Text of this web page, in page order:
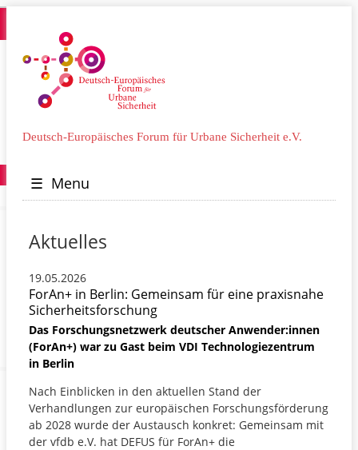
Deutsch-Europäisches Forum für Urbane Sicherheit e.V.
☰ Menu
Aktuelles
19.05.2026
ForAn+ in Berlin: Gemeinsam für eine praxisnahe
Sicherheitsforschung
Das Forschungsnetzwerk deutscher Anwender:innen
(ForAn+) war zu Gast beim VDI Technologiezentrum
in Berlin
Nach Einblicken in den aktuellen Stand der
Verhandlungen zur europäischen Forschungsförderung
ab 2028 wurde der Austausch konkret: Gemeinsam mit
der vfdb e.V. hat DEFUS für ForAn+ die